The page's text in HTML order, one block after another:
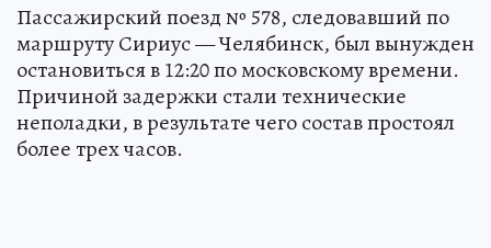
Пассажирский поезд № 578, следовавший по
маршруту Сириус — Челябинск, был вынужден
остановиться в 12:20 по московскому времени.
Причиной задержки стали технические
неполадки, в результате чего состав простоял
более трех часов.